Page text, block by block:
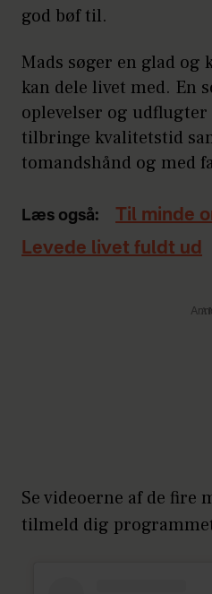
god bøf til.
Mads søger en glad
kan dele livet med. En
oplevelser og
tilbringe kvalitetstid
tomandshånd og med
Læs også:
Til minde
Levede livet fuldt ud
Se videoerne af de fire
tilmeld dig